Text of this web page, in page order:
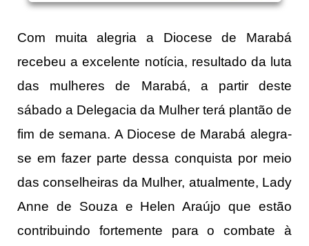
Com muita alegria a Diocese de Marabá
recebeu a excelente notícia, resultado da luta
das mulheres de Marabá, a partir deste
sábado a Delegacia da Mulher terá plantão de
fim de semana. A Diocese de Marabá alegra-
se em fazer parte dessa conquista por meio
das conselheiras da Mulher, atualmente, Lady
Anne de Souza e Helen Araújo que estão
contribuindo fortemente para o combate à